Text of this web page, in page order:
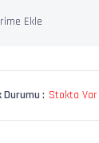
Durumu : Stokta Var